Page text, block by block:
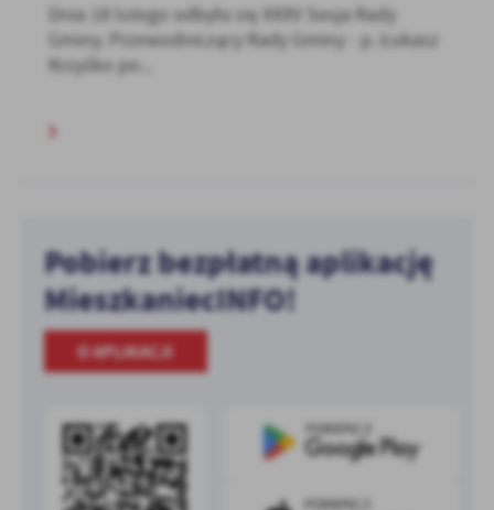
Dnia 18 lutego odbyła się XXXV Sesja Rady
Gminy. Przewodniczący Rady Gminy - p. Łukasz
Krzyśko po...
Pobierz bezpłatną aplikację
MieszkaniecINFO!
O APLIKACJI